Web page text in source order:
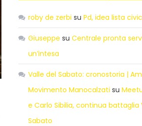
roby de zerbi suPd, idea lista
Giuseppe suCentrale pronta
un’intesa
Valle del Sabato: cronostoria |
Movimento Manocalzati su
e Carlo Sibilia, continua battaglia
Sabato